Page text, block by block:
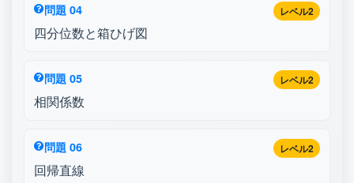
レベル2
問題 04
四分位数と箱ひげ図
レベル2
問題 05
相関係数
レベル2
問題 06
回帰直線